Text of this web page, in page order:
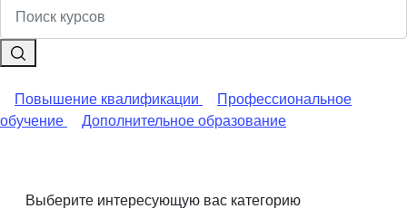
Повышение квалификации
Профессиональное
обучение
Дополнительное образование
Выберите интересующую вас категорию